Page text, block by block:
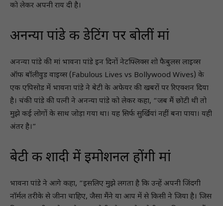
को लेकर अपनी राय दी है।
अनन्या पांडे की डेटिंग पर बोलीं मां
अनन्या पांडे की मां भावना पांडे इन दिनों नेटफ्लिक्स शो फैबुलस लाइव्स
ऑफ बॉलीवुड वाइव्स (Fabulous Lives vs Bollywood Wives) के
एक एपिसोड में भावना पांडे ने बेटी के अफेयर की खबरों पर रिएक्शन दिया
है। चंकी पांडे की पत्नी ने अनन्या पांडे को लेकर कहा, “जब मैं छोटी थी तो
मुझे कई लोगों के साथ जोड़ा गया था। यह सिर्फ सुर्खियां नहीं बना पाया। यही
अंतर है।”
बेटी की शादी में इमोशनल होंगी मां
भावना पांडे ने आगे कहा, “इसलिए मुझे लगता है कि उन्हें अपनी जिंदगी
नॉर्मल तरीके से जीना चाहिए, जैसा मैंने या आप में से किसी ने जिया है। जिस